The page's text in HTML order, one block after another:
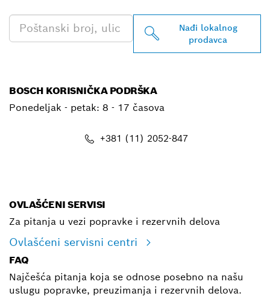
Nađi lokalnog
prodavca
BOSCH KORISNIČKA PODRŠKA
Ponedeljak - petak: 8 - 17 časova
+381 (11) 2052-847
OVLAŠĆENI SERVISI
Za pitanja u vezi popravke i rezervnih delova
Ovlašćeni servisni centri
FAQ
Najčešća pitanja koja se odnose posebno na našu
uslugu popravke, preuzimanja i rezervnih delova.